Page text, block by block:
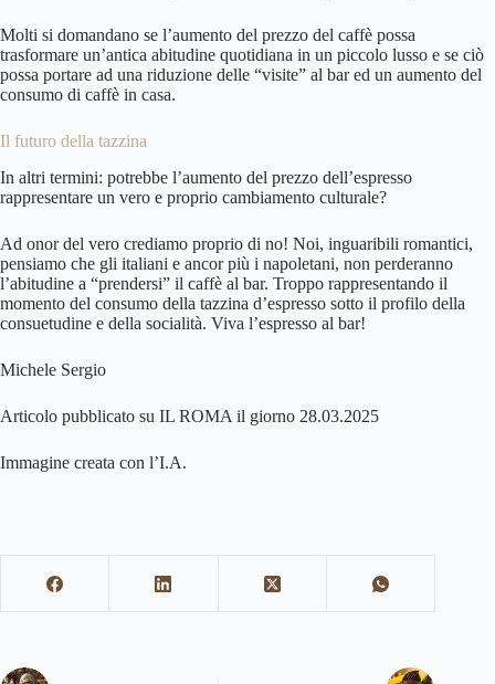
Molti si domandano se l’aumento del prezzo del caffè possa
trasformare un’antica abitudine quotidiana in un piccolo lusso e se ciò
possa portare ad una riduzione delle “visite” al bar ed un aumento del
consumo di caffè in casa.
Il futuro della tazzina
In altri termini: potrebbe l’aumento del prezzo dell’espresso
rappresentare un vero e proprio cambiamento culturale?
Ad onor del vero crediamo proprio di no! Noi, inguaribili romantici,
pensiamo che gli italiani e ancor più i napoletani, non perderanno
l’abitudine a “prendersi” il caffè al bar. Troppo rappresentando il
momento del consumo della tazzina d’espresso sotto il profilo della
consuetudine e della socialità. Viva l’espresso al bar!
Michele Sergio
Articolo pubblicato su IL ROMA il giorno 28.03.2025
Immagine creata con l’I.A.